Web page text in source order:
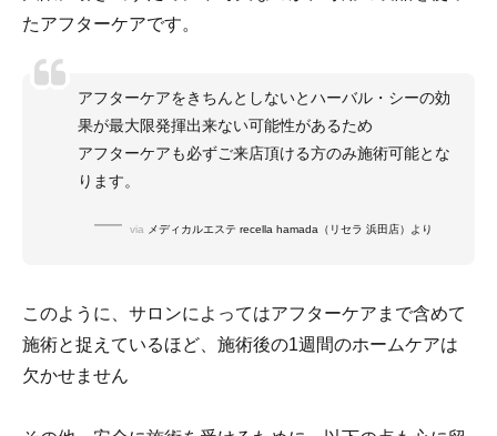
たアフターケアです。
アフターケアをきちんとしないとハーバル・シーの効
果が最大限発揮出来ない可能性があるため
アフターケアも必ずご来店頂ける方のみ施術可能とな
ります。
via メディカルエステ recella hamada（リセラ 浜田店）より
このように、サロンによってはアフターケアまで含めて
施術と捉えているほど、施術後の1週間のホームケアは
欠かせません